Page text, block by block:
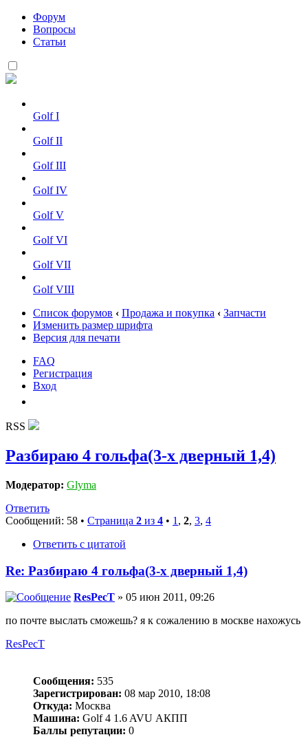
Форум
Вопросы
Статьи
Golf I
Golf II
Golf III
Golf IV
Golf V
Golf VI
Golf VII
Golf VIII
Список форумов ‹ Продажа и покупка ‹ Запчасти
Изменить размер шрифта
Версия для печати
FAQ
Регистрация
Вход
RSS
Разбираю 4 гольфа(3-х дверный 1,4)
Модератор: Glyma
Ответить
Сообщений: 58 • Страница 2 из 4 • 1 , 2, 3, 4
Ответить с цитатой
Re: Разбираю 4 гольфа(3-х дверный 1,4)
ResPecT » 05 июн 2011, 09:26
по почте выслать сможешь? я к сожалению в москве нахожусь
ResPecT
Сообщения: 535
Зарегистрирован: 08 мар 2010, 18:08
Откуда: Москва
Машина: Golf 4 1.6 AVU АКПП
Баллы репутации: 0